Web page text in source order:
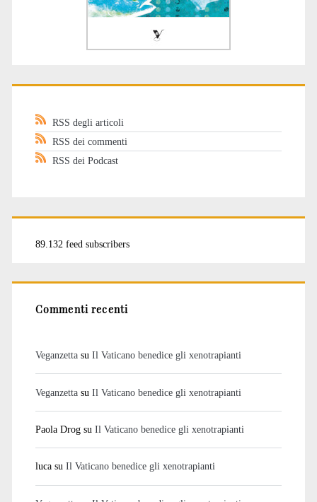
RSS degli articoli
RSS dei commenti
RSS dei Podcast
89.132 feed subscribers
Commenti recenti
Veganzettasu Il Vaticano benedice gli xenotrapianti
Veganzettasu Il Vaticano benedice gli xenotrapianti
Paola Drogsu Il Vaticano benedice gli xenotrapianti
lucasu Il Vaticano benedice gli xenotrapianti